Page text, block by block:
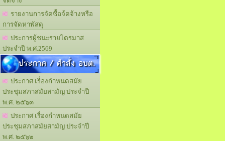
รายงานการจัดซื้อจ้ดจ้างหรือ
การจัดหาพัสดุ
ประการผู้ชนะรายไตรมาส
ประจำปี พ.ศ.2569
ประกาศ / คำสั่ง อบต.
ประกาศ เรื่องกำหนดสมัย
ประชุมสภาสมัยสามัญ ประจำปี
พ.ศ. ๒๕๖๓
ประกาศ เรื่องกำหนดสมัย
ประชุมสภาสมัยสามัญ ประจำปี
พ.ศ. ๒๕๖๒